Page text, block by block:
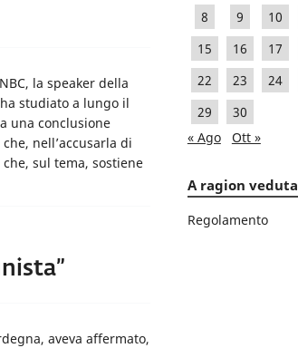
la speaker della
studiato a lungo il
una conclusione
nell’accusarla di
sul tema, sostiene
aveva affermato,
8
9 10
15
16 17
22
23 24
29
30
« Ago
Ott »
A ragion veduta
Regolamento